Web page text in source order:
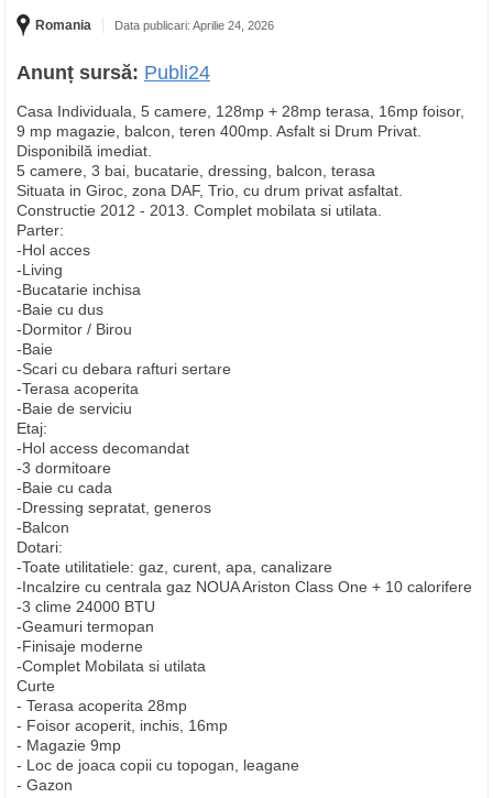
Romania Data publicari: Aprilie 24, 2026
Anunț sursă: Publi24
Casa Individuala, 5 camere, 128mp + 28mp terasa, 16mp foisor,
9 mp magazie, balcon, teren 400mp. Asfalt si Drum Privat.
Disponibilă imediat.
5 camere, 3 bai, bucatarie, dressing, balcon, terasa
Situata in Giroc, zona DAF, Trio, cu drum privat asfaltat.
Constructie 2012 - 2013. Complet mobilata si utilata.
Parter:
-Hol acces
-Living
-Bucatarie inchisa
-Baie cu dus
-Dormitor / Birou
-Baie
-Scari cu debara rafturi sertare
-Terasa acoperita
-Baie de serviciu
Etaj:
-Hol access decomandat
-3 dormitoare
-Baie cu cada
-Dressing sepratat, generos
-Balcon
Dotari:
-Toate utilitatiele: gaz, curent, apa, canalizare
-Incalzire cu centrala gaz NOUA Ariston Class One + 10 calorifere
-3 clime 24000 BTU
-Geamuri termopan
-Finisaje moderne
-Complet Mobilata si utilata
Curte
- Terasa acoperita 28mp
- Foisor acoperit, inchis, 16mp
- Magazie 9mp
- Loc de joaca copii cu topogan, leagane
- Gazon